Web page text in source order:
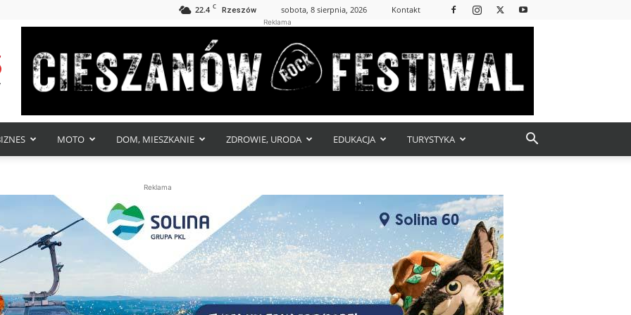
22.4 C Rzeszów sobota, 8 sierpnia, 2026 Kontakt
Reklama
MOTO DOM, MIESZKANIE ZDROWIE, URODA EDUKACJA TURYSTYKA
Reklama